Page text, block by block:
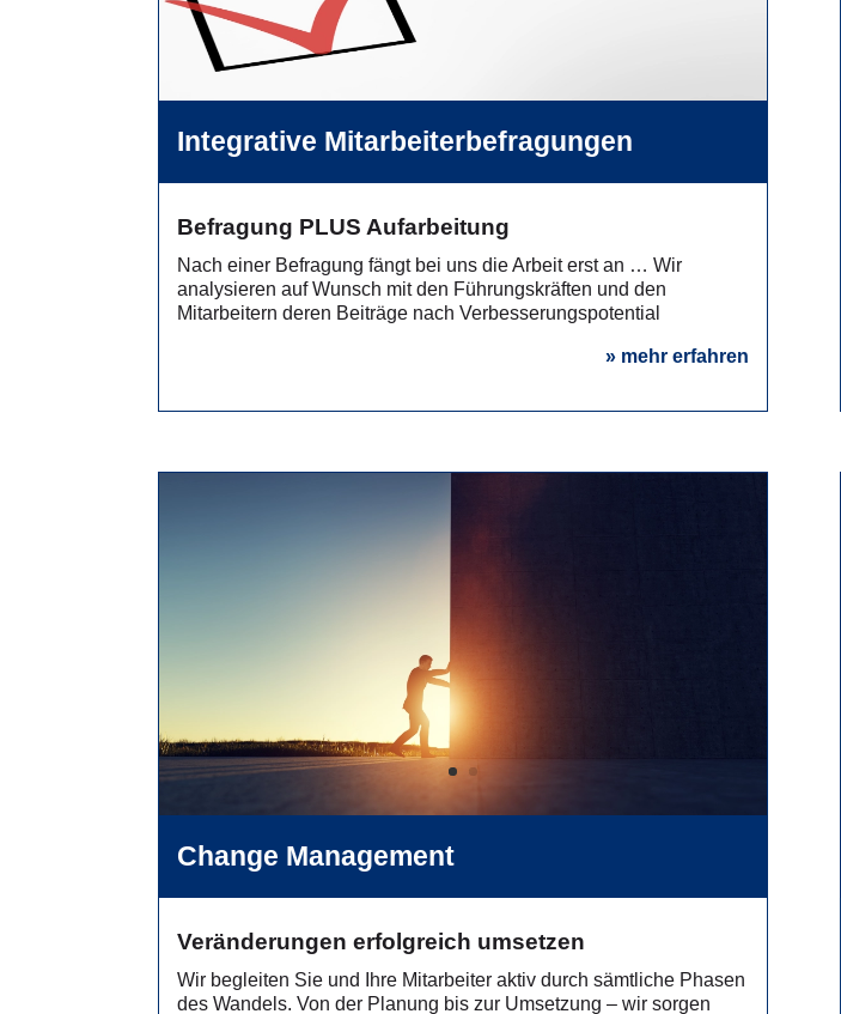
Integrative Mitarbeiterbefragungen
Befragung PLUS Aufarbeitung
Nach einer Befragung fängt bei uns die Arbeit erst an … Wir
analysieren auf Wunsch mit den Führungskräften und den
Mitarbeitern deren Beiträge nach Verbesserungspotential
» mehr erfahren
Change Management
Veränderungen erfolgreich umsetzen
Wir begleiten Sie und Ihre Mitarbeiter aktiv durch sämtliche Phasen
des Wandels. Von der Planung bis zur Umsetzung – wir sorgen